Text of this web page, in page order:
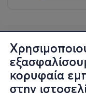
κορυφαία
στην